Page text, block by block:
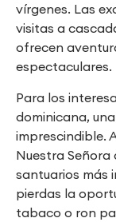
vírgenes. Las
visitas a
ofrecen
espectaculares.
Para los
dominicana,
imprescindible.
Nuestra Señora
santuarios más
pierdas la
tabaco o ron